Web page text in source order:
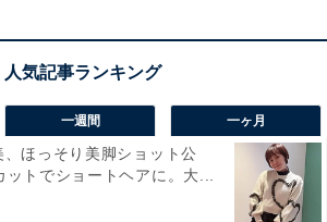
一週間 一ヶ月
ほっそり美脚ショット公
ットでショートヘアに。大...